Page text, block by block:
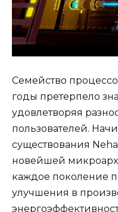
Семейство
годы претерпело
удовлетворяя
пользователей.
существования
новейшей
каждое поколение
улучшения в